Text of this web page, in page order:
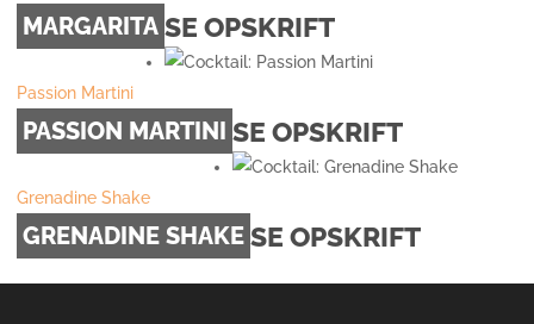
MARGARITA SE OPSKRIFT
Passion Martini
PASSION MARTINI SE OPSKRIFT
Grenadine Shake
GRENADINE SHAKE SE OPSKRIFT